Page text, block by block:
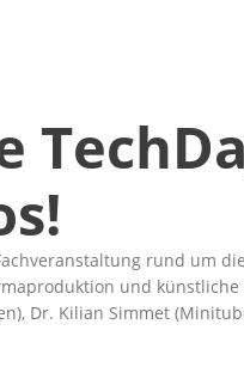
rund um
und künstliche
Dr. Kilian Simmet